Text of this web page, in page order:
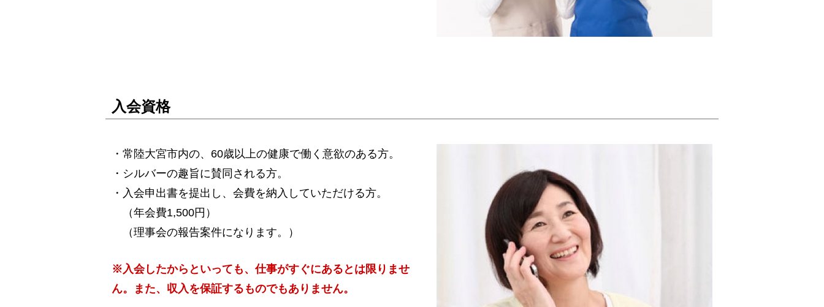
入会資格
・常陸大宮市内の、60歳以上の健康で働く意欲のある方。
・シルバーの趣旨に賛同される方。
・入会申出書を提出し、会費を納入していただける方。
（年会費1,500円）
（理事会の報告案件になります。）
※入会したからといっても、仕事がすぐにあるとは限りませ
ん。また、収入を保証するものでもありません。